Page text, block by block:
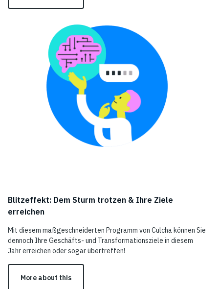
Blitzeffekt: Dem Sturm trotzen & Ihre Ziele
erreichen
Mit diesem maßgeschneiderten Programm von Culcha können Sie
dennoch Ihre Geschäfts- und Transformationsziele in diesem
Jahr erreichen oder sogar übertreffen!
More about this